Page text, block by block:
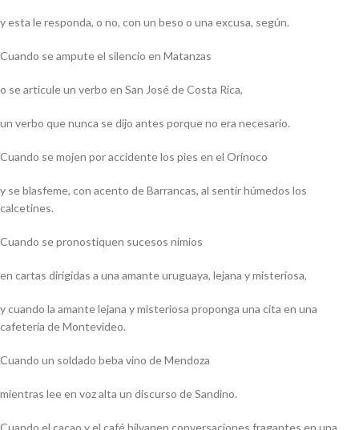
y esta le responda, o no, con un beso o una excusa, según.
Cuando se ampute el silencio en Matanzas
o se articule un verbo en San José de Costa Rica,
un verbo que nunca se dijo antes porque no era necesario.
Cuando se mojen por accidente los pies en el Orinoco
y se blasfeme, con acento de Barrancas, al sentir húmedos los
calcetines.
Cuando se pronostiquen sucesos nimios
en cartas dirigidas a una amante uruguaya, lejana y misteriosa,
y cuando la amante lejana y misteriosa proponga una cita en una
cafetería de Montevideo.
Cuando un soldado beba vino de Mendoza
mientras lee en voz alta un discurso de Sandino.
Cuando el cacao y el café hilvanen conversaciones fragantes en una